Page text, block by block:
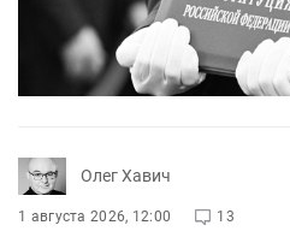
Олег Хавич
1 августа 2026, 12:00 13